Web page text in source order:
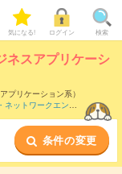
気になる! ログイン 検索
ネスアプリケーシ
プリケーション系）
ネットワークエンジ
種辞典：SE・プロ
条件の変更